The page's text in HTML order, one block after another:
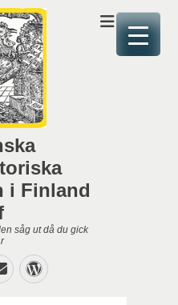
i Finland
såg ut då du gick
E-
post
WordPress